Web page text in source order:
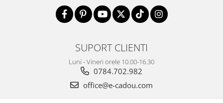
SUPORT CLIENTI
Luni - Vineri orele 10.00-16.30
0784.702.982
office@e-cadou.com